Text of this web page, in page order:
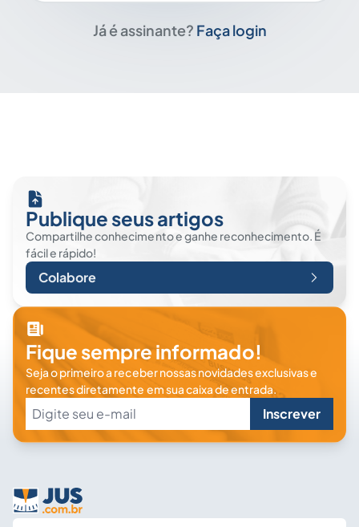
Já é assinante? Faça login
Publique seus artigos
Compartilhe conhecimento e ganhe reconhecimento. É
fácil e rápido!
Colabore
Fique sempre informado!
Seja o primeiro a receber nossas novidades exclusivas e
recentes diretamente em sua caixa de entrada.
Inscrever